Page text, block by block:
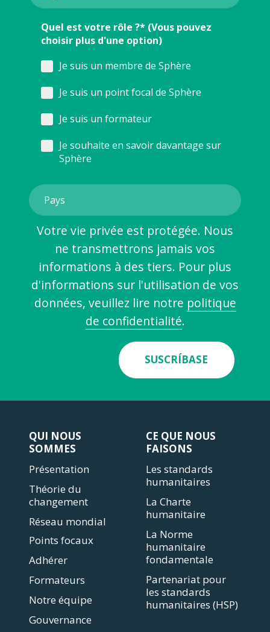
Quel est votre rôle ?* (Vous pouvez
choisir plus d'une option)
Je suis un membre de Sphère
Je suis un point focal de Sphère
Je suis un formateur
Je souhaite en savoir davantage sur
Sphère
Votre vie privée est protégée. Nous
ne transmettrons jamais vos
informations à des tiers. Pour plus
d'informations sur l'utilisation de vos
données, veuillez lire notre politique
de confidentialité.
SUSCRÍBASE
QUI NOUS
SOMMES
Présentation
Théorie du
changement
Réseau mondial
Points focaux
Adhérer
Formateurs
Notre équipe
Gouvernance
CE QUE NOUS
FAISONS
Les standards
humanitaires
La Charte
humanitaire
La Norme
humanitaire
fondamentale
Partenariat pour
les standards
humanitaires (HSP)